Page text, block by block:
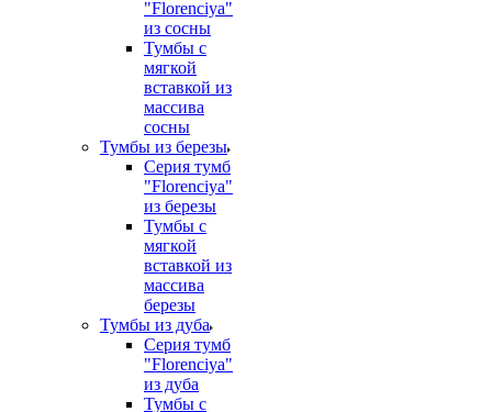
"Florenciya"
из сосны
Тумбы с
мягкой
вставкой из
массива
сосны
Тумбы из березы
Серия тумб
"Florenciya"
из березы
Тумбы с
мягкой
вставкой из
массива
березы
Тумбы из дуба
Серия тумб
"Florenciya"
из дуба
Тумбы с